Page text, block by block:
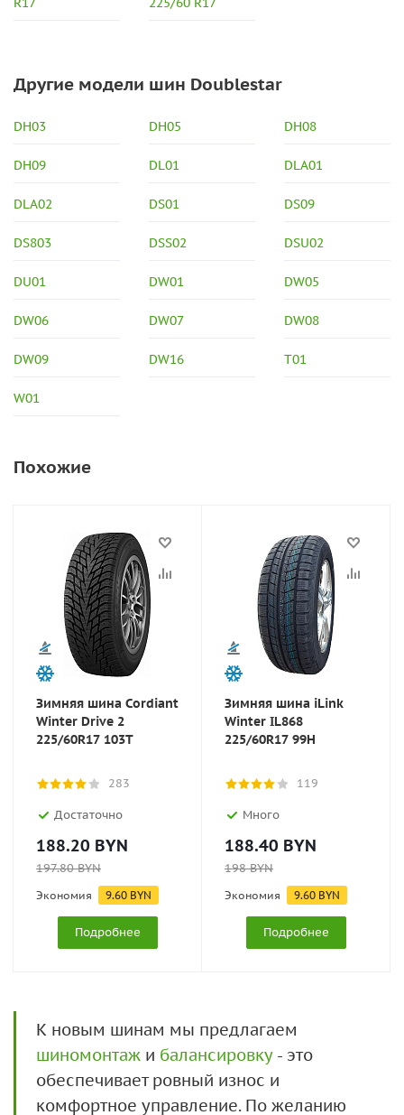
Другие модели шин Doublestar
DH03 DH05 DH08
DH09 DL01 DLA01
DLA02 DS01 DS09
DS803 DSS02 DSU02
DU01 DW01 DW05
DW06 DW07 DW08
DW09 DW16 T01
W01
Похожие
Зимняя шина Cordiant
Winter Drive 2
225/60R17 103T
283
Достаточно
188.20 BYN
197.80BYN
Экономия 9.60 BYN
Подробнее
Зимняя шина iLink
Winter IL868
225/60R17 99H
119
Много
188.40 BYN
198BYN
Экономия 9.60 BYN
Подробнее
К новым шинам мы предлагаем
шиномонтаж и балансировку- это
обеспечивает ровный износ и
комфортное управление. По желанию